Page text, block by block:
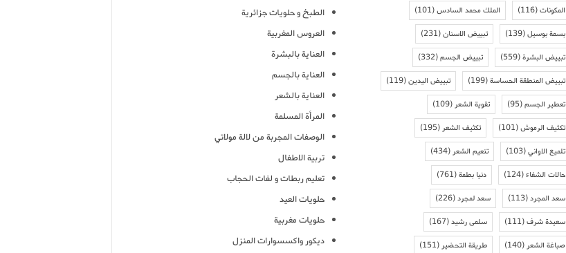
المكونات(116) الملك محمد السادس(101)
بسمة بوسيل(139) تبييض الاسنان(231)
تبييض البشرة(559) تبييض الجسم(332)
تبييض المنطقة الحساسة(199) تبييض اليدين(119)
تعطير الجسم(95) تقوية الشعر(109)
تكثيف الرموش(101) تكثيف الشعر(195)
تلميع الاواني(103) تنعيم الشعر(434)
حالات الشفاء(124) دنيا بطمة(761)
سعد المجرد(113) سعد لمجرد(226)
سعيدة شرف(111) سلمى رشيد(167)
صباغة الشعر(140) طريقة التحضير(151)
الطبخ و حلويات جزائرية
العروس المغربية
العناية بالبشرة
العناية بالجسم
العناية بالشعر
المرأة المسلمة
الوصفات المجربة من لالة مولاتي
تربية الاطفال
تعليم ربطات و لفات الحجاب
حلويات العيد
حلويات مغربية
ديكور واكسسوارات المنزل